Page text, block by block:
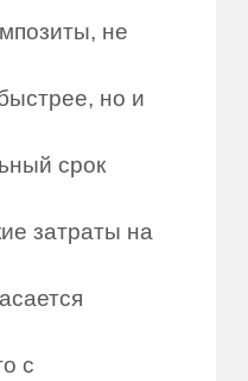
не
но и
срок
затраты на
с